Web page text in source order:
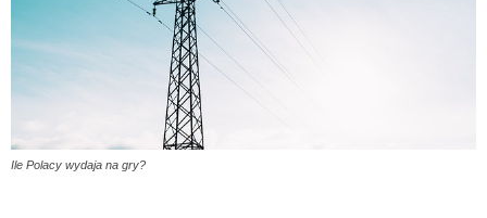
Ile Polacy wydaja na gry?